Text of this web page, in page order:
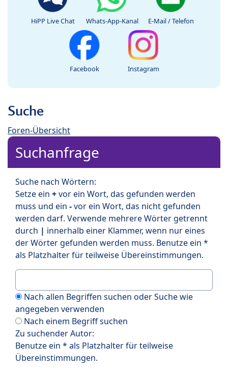
HiPP Live Chat Whats-App-Kanal E-Mail / Telefon
Facebook Instagram
Suche
Foren-Übersicht
Suchanfrage
Suche nach Wörtern:
Setze ein +vor ein Wort, das gefunden werden
muss und ein -vor ein Wort, das nicht gefunden
werden darf. Verwende mehrere Wörter getrennt
durch | innerhalb einer Klammer, wenn nur eines
der Wörter gefunden werden muss. Benutze ein *
als Platzhalter für teilweise Übereinstimmungen.
Nach allen Begriffen suchen oder Suche wie
angegeben verwenden
Nach einem Begriff suchen
Zu suchender Autor:
Benutze ein * als Platzhalter für teilweise
Übereinstimmungen.